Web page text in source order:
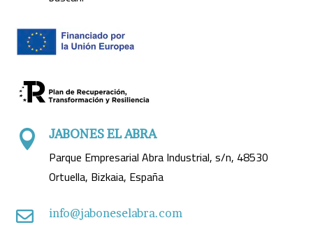
 JABONES EL ABRA
Parque Empresarial Abra Industrial, s/n, 48530
Ortuella, Bizkaia, España
 info@jaboneselabra.com